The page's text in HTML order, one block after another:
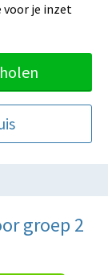
voor je inzet
groep 2